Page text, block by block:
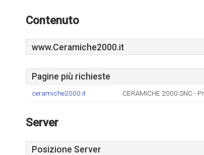
Contenuto
www.Ceramiche2000.it
Pagine più richieste
ceramiche2000.it CERAMICHE 2000 SNC -
Server
Posizione Server